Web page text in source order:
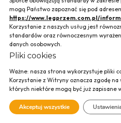
rozdzielni
mogą Państwo zapoznać się pod
https://www.legprzem.com.pl/
Korzystanie z naszych usług jest
standardów oraz równoczesnym
danych osobowych.
Pliki cookies
Ważne: nasza strona wykorzystuje pliki
Korzystanie z Witryny oznacza zgodę
których niektóre mogą być już zapisane
Akceptuj wszystkie